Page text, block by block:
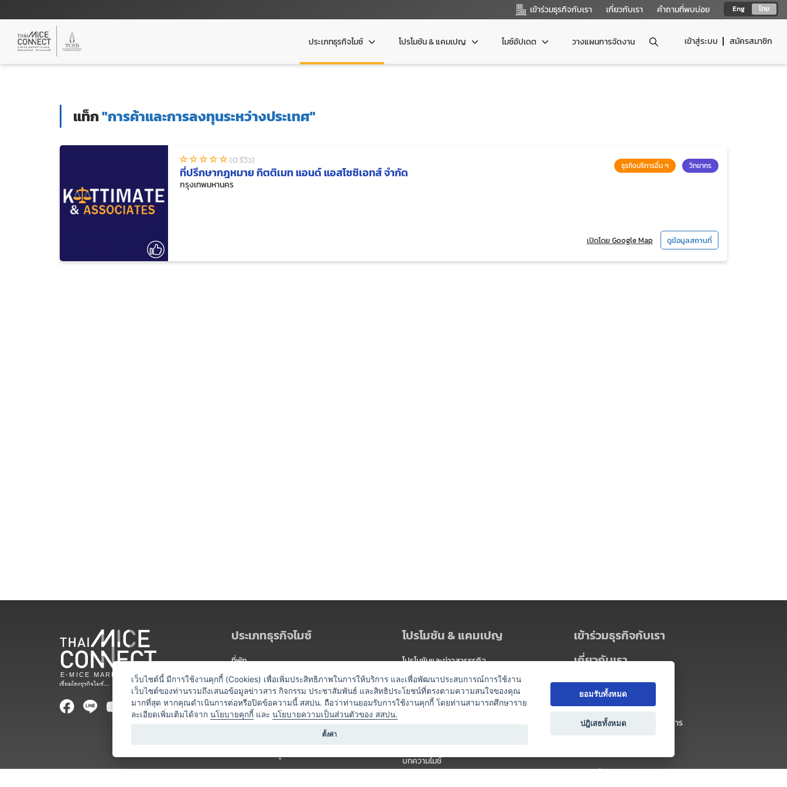
Eng ไทย
เข้าร่วมธุรกิจกับเรา เกี่ยวกับเรา คำถามที่พบบ่อย
เข้าสู่ระบบ สมัครสมาชิก
ประเภทธุรกิจไมซ์ โปรโมชัน & แคมเปญ ไมซ์อัปเดต วางแผนการจัดงาน
แท็ก"การค้าและการลงทุนระหว่างประเทศ"
(0 รีวิว)
ที่ปรึกษากฎหมาย กิตติเมท แอนด์ แอสโซซิเอทส์ จำกัด
กรุงเทพมหานคร
ธุรกิจบริการอื่น ๆ วิทยากร
เปิดโดย Google Map ดูข้อมูลสถานที่
ประเภทธุรกิจไมซ์
ที่พัก
สถานที่จัดงาน
ท่องเที่ยว / นำเที่ยว
ออแกไนเซอร์
บริการสำหรับผู้จัดงาน
โปรโมชัน & แคมเปญ
โปรโมชันและข่าวสารธุรกิจ
แพ็กเกจ
แคมเปญ
บทความไมซ์
เข้าร่วมธุรกิจกับเรา
เกี่ยวกับเรา
เกี่ยวกับ Thai MICE Connect
นโยบายความเป็นส่วนตัว
ข้อตกลง และเงื่อนไขการใช้บริการ
เว็บไซต์นี้ มีการใช้งานคุกกี้ (Cookies) เพื่อเพิ่มประสิทธิภาพในการให้บริการ และเพื่อพัฒนาประสบการณ์การใช้งาน
เว็บไซต์ของท่านรวมถึงเสนอข้อมูลข่าวสาร กิจกรรม ประชาสัมพันธ์ และสิทธิประโยชน์ที่ตรงตามความสนใจของคุณ
มากที่สุด หากคุณดำเนินการต่อหรือปิดข้อความนี้ สสปน. ถือว่าท่านยอมรับการใช้งานคุกกี้ โดยท่านสามารถศึกษาราย
ละเอียดเพิ่มเติมได้จาก นโยบายคุกกี้ และ นโยบายความเป็นส่วนตัวของ สสปน.
ตั้งค่า
ยอมรับทั้งหมด
ปฎิเสธทั้งหมด